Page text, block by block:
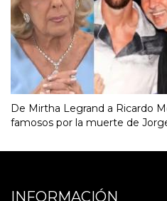
De Mirtha Legrand a Ricardo
famosos por la muerte de
INFORMACIÓN